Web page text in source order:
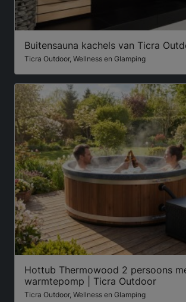
Buitensauna kachels van Ticra
Ticra Outdoor, Wellness en Glamping
Hottub Thermowood 2 persoons
warmtepomp | Ticra Outdoor
Ticra Outdoor, Wellness en Glamping